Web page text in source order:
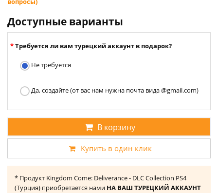
Доступные варианты
Требуется ли вам турецкий аккаунт в подарок?
Не требуется
Да, создайте (от вас нам нужна почта вида @gmail.com)
В корзину
Купить в один клик
* Продукт Kingdom Come: Deliverance - DLC Collection PS4
(Турция) приобретается нами НА ВАШ ТУРЕЦКИЙ АККАУНТ